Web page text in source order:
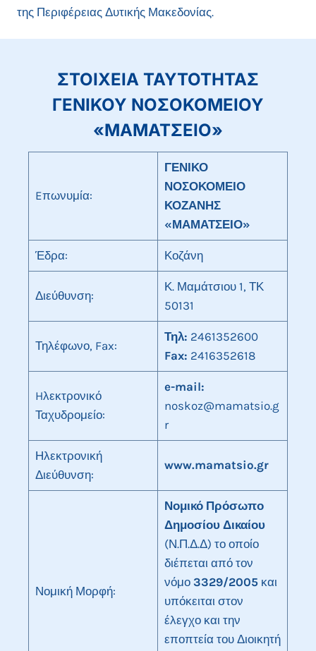
της Περιφέρειας Δυτικής Μακεδονίας.
ΣΤΟΙΧΕΙΑ ΤΑΥΤΟΤΗΤΑΣ
ΓΕΝΙΚΟΥ ΝΟΣΟΚΟΜΕΙΟΥ
«ΜΑΜΑΤΣΕΙΟ»
Eπωνυμία:
ΓΕΝΙΚΟ
ΝΟΣΟΚΟΜΕΙΟ
ΚΟΖΑΝΗΣ
«ΜΑΜΑΤΣΕΙΟ»
Έδρα: Κοζάνη
Διεύθυνση:
Κ. Μαμάτσιου 1, ΤΚ
50131
Τηλέφωνο, Fax:
Τηλ: 2461352600
Fax: 2416352618
Hλεκτρονικό
Ταχυδρομείο:
e-mail:
noskoz@mamatsio.g
r
Ηλεκτρονική
Διεύθυνση:
www.mamatsio.gr
Νομική Μορφή:
Νομικό Πρόσωπο
Δημοσίου Δικαίου
(Ν.Π.Δ.Δ) το οποίο
διέπεται από τον
νόμο 3329/2005και
υπόκειται στον
έλεγχο και την
εποπτεία του Διοικητή